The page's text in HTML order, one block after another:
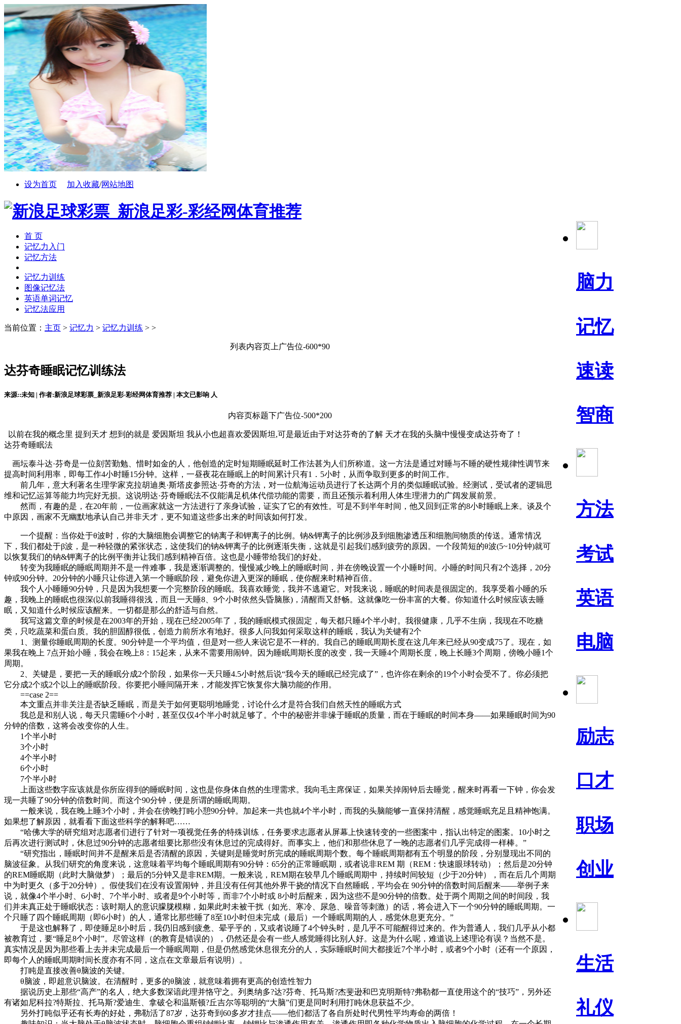
设为首页 加入收藏/网站地图
脑力
记忆
速读
智商
方法
考试
英语
电脑
励志
口才
职场
创业
生活
礼仪
首 页
记忆力入门
记忆方法
记忆力训练
图像记忆法
英语单词记忆
记忆法应用
当前位置： 主页 > 记忆力 > 记忆力训练 > >
列表内容页上广告位-600*90
达芬奇睡眠记忆训练法
来源::未知 | 作者:新浪足球彩票_新浪足彩-彩经网体育推荐 | 本文已影响 人
内容页标题下广告位-500*200
以前在我的概念里 提到天才 想到的就是 爱因斯坦 我从小也超喜欢爱因斯坦,可是最近由于对达芬奇的了解 天才在我的头脑中慢慢变成达芬奇了！
达芬奇睡眠法
画坛泰斗达·芬奇是一位刻苦勤勉、惜时如金的人，他创造的定时短期睡眠延时工作法甚为人们所称道。这一方法是通过对睡与不睡的硬性规律性调节来
提高时间利用率，即每工作4小时睡15分钟。这样，一昼夜花在睡眠上的时间累计只有1．5小时，从而争取到更多的时间工作。
前几年，意大利著名生理学家克拉胡迪奥·斯塔皮参照达·芬奇的方法，对一位航海运动员进行了长达两个月的类似睡眠试验。经测试，受试者的逻辑思
维和记忆运算等能力均完好无损。这说明达·芬奇睡眠法不仅能满足机体代偿功能的需要，而且还预示着利用人体生理潜力的广阔发展前景。
然而，有趣的是，在20年前，一位画家就这一方法进行了亲身试验，证实了它的有效性。可是不到半年时间，他又回到正常的8小时睡眠上来。谈及个
中原因，画家不无幽默地承认自己并非天才，更不知道这些多出来的时间该如何打发。
一个提醒：当你处于θ波时，你的大脑细胞会调整它的钠离子和钾离子的比例。钠&钾离子的比例涉及到细胞渗透压和细胞间物质的传送。通常情况
下，我们都处于β波，是一种轻微的紧张状态，这使我们的钠&钾离子的比例逐渐失衡，这就是引起我们感到疲劳的原因。一个段简短的θ波(5~10分钟)就可
以恢复我们的钠&钾离子的比例平衡并让我们感到精神百倍。这也是小睡带给我们的好处。
转变为我睡眠的睡眠周期并不是一件难事，我是逐渐调整的。慢慢减少晚上的睡眠时间，并在傍晚设置一个小睡时间。小睡的时间只有2个选择，20分
钟或90分钟。20分钟的小睡只让你进入第一个睡眠阶段，避免你进入更深的睡眠，使你醒来时精神百倍。
我个人小睡睡90分钟，只是因为我想要一个完整阶段的睡眠。我喜欢睡觉，我并不逃避它。对我来说，睡眠的时间表是很固定的。我享受着小睡的乐
趣，我晚上的睡眠也很深(以前我睡得很浅，而且一天睡8、9个小时依然头昏脑胀)，清醒而又舒畅。这就像吃一份丰富的大餐。你知道什么时候应该去睡
眠，又知道什么时候应该醒来。一切都是那么的舒适与自然。
我写这篇文章的时候是在2003年的开始，现在已经2005年了，我的睡眠模式很固定，每天都只睡4个半小时。我很健康，几乎不生病，我现在不吃糖
类，只吃蔬菜和蛋白质。我的胆固醇很低，创造力前所水有地好。很多人问我如何采取这样的睡眠，我认为关键有2个
1、测量你睡眠周期的长度。90分钟是一个平均值，但是对一些人来说它是不一样的。我自己的睡眠周期长度在这几年来已经从90变成75了。现在，如
果我在晚上 7点开始小睡，我会在晚上8：15起来，从来不需要用闹钟。因为睡眠周期长度的改变，我一天睡4个周期长度，晚上长睡3个周期，傍晚小睡1个
周期。
2、关键是，要把一天的睡眠分成2个阶段，如果你一天只睡4.5小时然后说“我今天的睡眠已经完成了”，也许你在剩余的19个小时会受不了。你必须把
它分成2个或2个以上的睡眠阶段。你要把小睡间隔开来，才能发挥它恢复你大脑功能的作用。
==case 2==
本文重点并非关注是否缺乏睡眠，而是关于如何更聪明地睡觉，讨论什么才是符合我们自然天性的睡眠方式
我总是和别人说，每天只需睡6个小时，甚至仅仅4个半小时就足够了。个中的秘密并非缘于睡眠的质量，而在于睡眠的时间本身——如果睡眠时间为90
分钟的倍数，这将会改变你的人生。
1个半小时
3个小时
4个半小时
6个小时
7个半小时
上面这些数字应该就是你所应得到的睡眠时间，这也是你身体自然的生理需求。我向毛主席保证，如果关掉闹钟后去睡觉，醒来时再看一下钟，你会发
现一共睡了90分钟的倍数时间。而这个90分钟，便是所谓的睡眠周期。
一般来说，我在晚上睡3个小时，并会在傍晚打盹小憩90分钟。加起来一共也就4个半小时，而我的头脑能够一直保持清醒，感觉睡眠充足且精神饱满。
如果想了解原因，就看看下面这些科学的解释吧……
“哈佛大学的研究组对志愿者们进行了针对一项视觉任务的特殊训练，任务要求志愿者从屏幕上快速转变的一些图案中，指认出特定的图案。10小时之
后再次进行测试时，休息过90分钟的志愿者组要比那些没有休息过的完成得好。而事实上，他们和那些休息了一晚的志愿者们几乎完成得一样棒。”
“研究指出，睡眠时间并不是醒来后是否清醒的原因，关键则是睡觉时所完成的睡眠周期个数。每个睡眠周期都有五个明显的阶段，分别显现出不同的
脑波征象。从我们研究的角度来说，这意味着平均每个睡眠周期有90分钟：65分的正常睡眠期，或者说非REM 期（REM：快速眼球转动）；然后是20分钟
的REM睡眠期（此时大脑做梦）；最后的5分钟又是非REM期。一般来说，REM期在较早几个睡眠周期中，持续时间较短（少于20分钟），而在后几个周期
中为时更久（多于20分钟）。假使我们在没有设置闹钟，并且没有任何其他外界干挠的情况下自然睡眠，平均会在 90分钟的倍数时间后醒来——举例子来
说，就像4个半小时、6小时、7个半小时、或者是9个小时等，而非7个小时或 8小时后醒来，因为这些不是90分钟的倍数。处于两个周期之间的时间段，我
们并未真正处于睡眠状态：该时期人的意识朦胧模糊，如果此时未被干扰（如光、寒冷、尿急、噪音等刺激）的话，将会进入下一个90分钟的睡眠周期。一
个只睡了四个睡眠周期（即6小时）的人，通常比那些睡了8至10小时但未完成（最后）一个睡眠周期的人，感觉休息更充分。”
于是这也解释了，即使睡足8小时后，我仍旧感到疲惫、晕乎乎的，又或者说睡了4个钟头时，是几乎不可能醒得过来的。作为普通人，我们几乎从小都
被教育过，要“睡足8个小时”。尽管这样（的教育是错误的），仍然还是会有一些人感觉睡得比别人好。这是为什么呢，难道说上述理论有误？当然不是。
真实情况是因为那些看上去并未完成最后一个睡眠周期，但是仍然感觉休息很充分的人，实际睡眠时间大都接近7个半小时，或者9个小时（还有一个原因，
即每个人的睡眠周期时间长度亦有不同，这点在文章最后有说明）。
打盹是直接改善θ脑波的关键。
θ脑波，即超意识脑波。在清醒时，更多的θ脑波，就意味着拥有更高的创造性智力
据说历史上那些“高产”的名人，绝大多数深谙此理并恪守之。列奥纳多?达?芬奇、托马斯?杰斐逊和巴克明斯特?弗勒都一直使用这个的“技巧”，另外还
有诸如尼科拉?特斯拉、托马斯?爱迪生、拿破仑和温斯顿?丘吉尔等聪明的“大脑”们更是同时利用打盹休息获益不少。
另外打盹似乎还有长寿的好处，弗勒活了87岁，达芬奇到60多岁才挂点——他们都活了各自所处时代男性平均寿命的两倍！